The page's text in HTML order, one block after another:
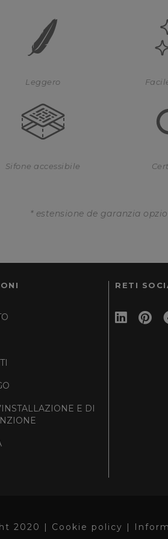
Leggero
Sifone accessibile
* estensione de garanzia
E DI
RETI
2020 | Cookie policy |